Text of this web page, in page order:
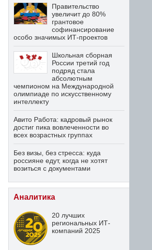
Правительство
увеличит до 80%
грантовое
софинансирование
особо значимых ИТ-проектов
Школьная сборная
России третий год
подряд стала
абсолютным
чемпионом на Международной
олимпиаде по искусственному
интеллекту
Авито Работа: кадровый рынок
достиг пика вовлеченности во
всех возрастных группах
Без визы, без стресса: куда
россияне едут, когда не хотят
возиться с документами
Аналитика
20 лучших
региональных ИТ-
компаний 2025